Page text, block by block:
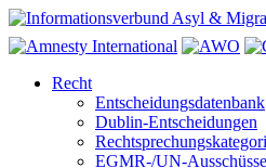
Recht
Entscheidungsdatenbank
Dublin-Entscheidungen
EGMR-/UN-Ausschüsse